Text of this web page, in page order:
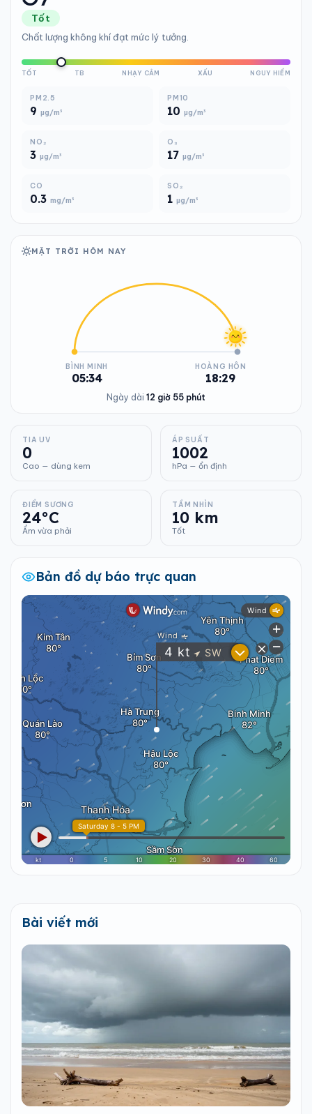
Tốt
Chất lượng không khí đạt mức lý tưởng.
TỐT TB NHẠY CẢM XẤU NGUY HIỂM
PM2.5
9 µg/m³
PM10
10 µg/m³
NO₂
3 µg/m³
O₃
17 µg/m³
CO
0.3 mg/m³
SO₂
1 µg/m³
MẶT TRỜI HÔM NAY
BÌNH MINH
05:34
HOÀNG HÔN
18:29
Ngày dài 12 giờ 55 phút
TIA UV
0
Cao — dùng kem
ÁP SUẤT
1002
hPa — ổn định
ĐIỂM SƯƠNG
24°C
Ẩm vừa phải
TẦM NHÌN
10 km
Tốt
Bản đồ dự báo trực quan
Bài viết mới